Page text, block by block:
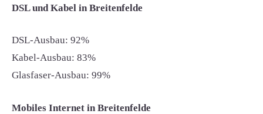
DSL und Kabel in Breitenfelde
DSL-Ausbau: 92%
Kabel-Ausbau: 83%
Glasfaser-Ausbau: 99%
Mobiles Internet in Breitenfelde